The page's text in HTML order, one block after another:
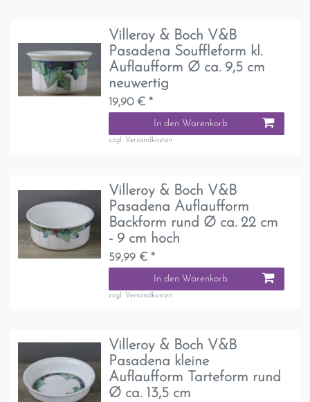
Villeroy & Boch V&B
Pasadena Souffleform kl.
Auflaufform Ø ca. 9,5 cm
neuwertig
19,90 € *
In den Warenkorb
zzgl. Versandkosten
Villeroy & Boch V&B
Pasadena Auflaufform
Backform rund Ø ca. 22 cm
- 9 cm hoch
59,99 € *
In den Warenkorb
zzgl. Versandkosten
Villeroy & Boch V&B
Pasadena kleine
Auflaufform Tarteform rund
Ø ca. 13,5 cm